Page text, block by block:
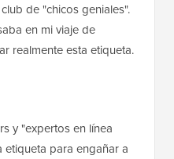
de "chicos geniales".
en mi viaje de
realmente esta etiqueta.
y "expertos en línea
etiqueta para engañar a